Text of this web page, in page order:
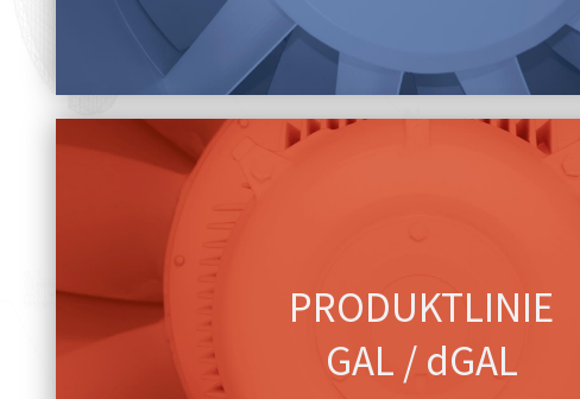
WIR BRINGEN SIE AN DIE
LUFT
Produktlinie ansehen
PRODUKTLINIE
GAL / dGAL